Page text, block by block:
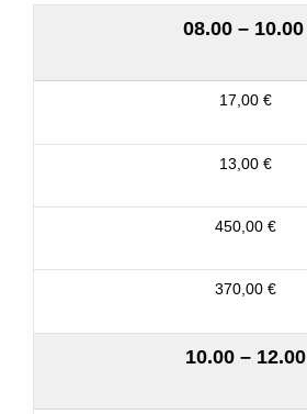
08.00 – 10.00
17,00 €
13,00 €
450,00 €
370,00 €
10.00 – 12.00